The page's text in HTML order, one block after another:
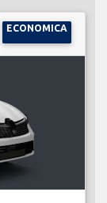
ECONOMICA